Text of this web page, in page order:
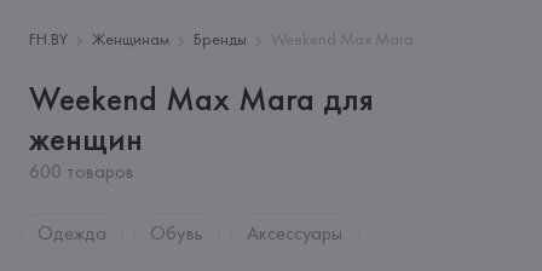
FH.BY Женщинам Бренды Weekend Max Mara
Weekend Max Mara для
женщин
600 товаров
Одежда Обувь Аксессуары